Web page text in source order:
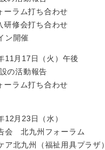
打ち合わせ
打ち合わせ
開催
月17日（火）午後
活動報告
打ち合わせ
月23日（水）
北九州フォーラム
北九州（福祉用具プラザ）